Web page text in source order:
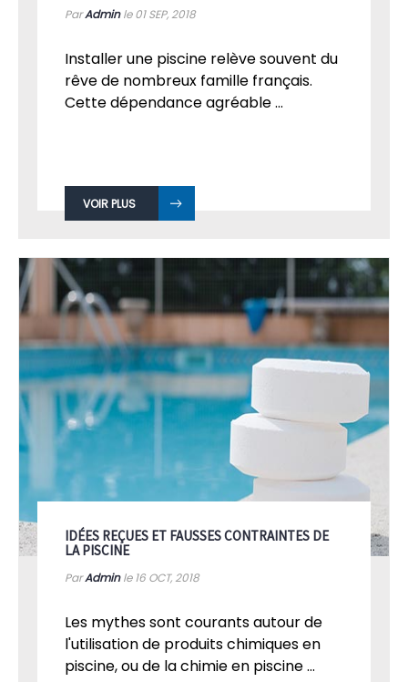
ParAdminle 01SEP, 2018
Installer une piscine relève souvent du
rêve de nombreux famille français.
Cette dépendance agréable ...
VOIR PLUS
IDÉES REÇUES ET FAUSSES CONTRAINTES DE
LA PISCINE
ParAdminle 16 OCT, 2018
Les mythes sont courants autour de
l'utilisation de produits chimiques en
piscine, ou de la chimie en piscine ...